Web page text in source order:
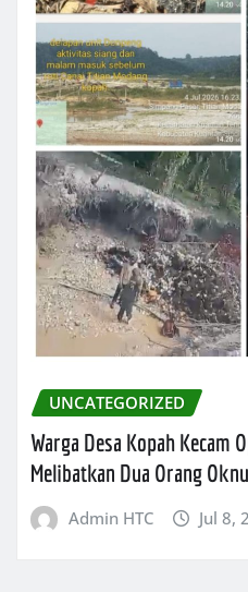
UNCATEGORIZED
Warga Desa Kopah Kecam
Melibatkan Dua Orang
Admin HTC Jul 8,